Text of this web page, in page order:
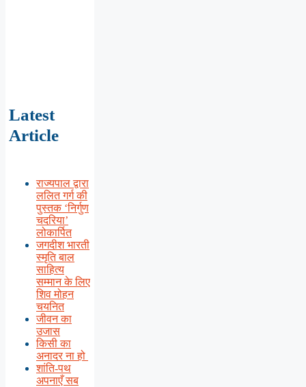
Latest
Article
राज्यपाल द्वारा
ललित गर्ग की
पुस्तक ‘निर्गुण
चदरिया’
लोकार्पित
जगदीश भारती
स्मृति बाल
साहित्य
सम्मान के लिए
शिव मोहन
चयनित
जीवन का
उजास
किसी का
अनादर ना हो
शांति-पथ
अपनाएँ सब